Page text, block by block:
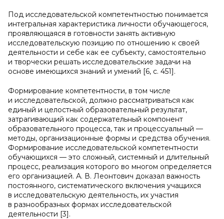
Под исследовательской компетентностью понимается
интегральная характеристика личности обучающегося,
проявляющаяся в готовности занять активную
исследовательскую позицию по отношению к своей
деятельности и себе как ее субъекту, самостоятельно
и творчески решать исследовательские задачи на
основе имеющихся знаний и умений [6, с. 451].
Формирование компетентности, в том числе
и исследовательской, должно рассматриваться как
единый и целостный образовательный результат,
затрагивающий как содержательный компонент
образовательного процесса, так и процессуальный —
методы, организационные формы и средства обучения.
Формирование исследовательской компетентности
обучающихся — это сложный, системный и длительный
процесс, реализация которого во многом определяется
его организацией. А. В. Леонтович доказал важность
постоянного, систематического включения учащихся
в исследовательскую деятельность, их участия
в разнообразных формах исследовательской
деятельности [3].